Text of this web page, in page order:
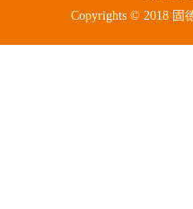
Copyrights © 2018 固